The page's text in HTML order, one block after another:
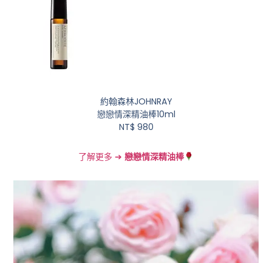
約翰森林JOHNRAY
戀戀情深精油棒10ml
NT$ 980
了解更多 ➔戀戀情深精油棒